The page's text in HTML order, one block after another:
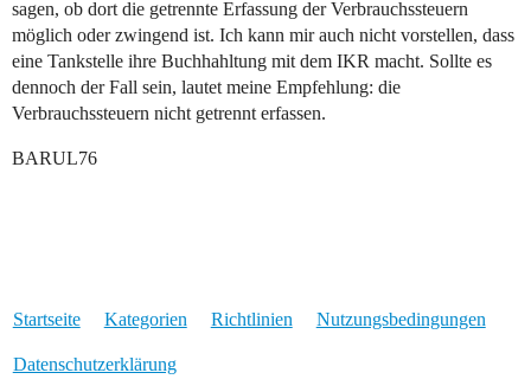
sagen, ob dort die getrennte Erfassung der Verbrauchssteuern
möglich oder zwingend ist. Ich kann mir auch nicht vorstellen, dass
eine Tankstelle ihre Buchhahltung mit dem IKR macht. Sollte es
dennoch der Fall sein, lautet meine Empfehlung: die
Verbrauchssteuern nicht getrennt erfassen.
BARUL76
Startseite Kategorien Richtlinien Nutzungsbedingungen
Datenschutzerklärung